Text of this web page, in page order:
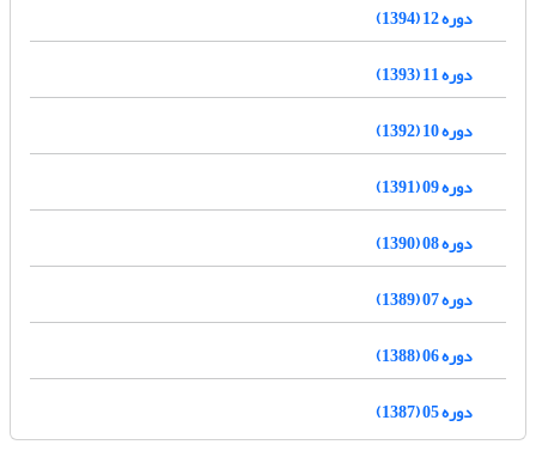
دوره 12 (1394)
دوره 11 (1393)
دوره 10 (1392)
دوره 09 (1391)
دوره 08 (1390)
دوره 07 (1389)
دوره 06 (1388)
دوره 05 (1387)